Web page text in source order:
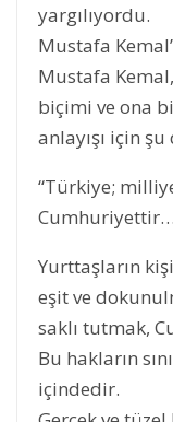
yargılıyordu.
Mustafa
Mustafa
biçimi ve ona
anlayışı için
“Türkiye;
Yurttaşların
eşit ve
saklı tutmak,
Bu hakların
içindedir.